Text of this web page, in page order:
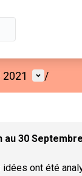
Menu
/
au 30
idées ont été